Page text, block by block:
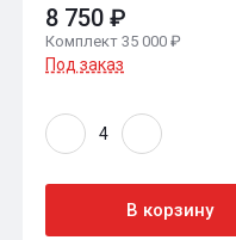
8 750 ₽
Комплект 35 000 ₽
Под заказ
В корзину